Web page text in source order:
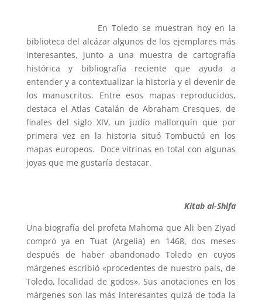
En Toledo se muestran hoy en la
biblioteca del alcázar algunos de los ejemplares más
interesantes, junto a una muestra de cartografía
histórica y bibliografía reciente que ayuda a
entender y a contextualizar la historia y el devenir de
los manuscritos. Entre esos mapas reproducidos,
destaca el Atlas Catalán de Abraham Cresques, de
finales del siglo XIV, un judío mallorquín que por
primera vez en la historia situó Tombuctú en los
mapas europeos. Doce vitrinas en total con algunas
joyas que me gustaría destacar.
Kitab al-Shifa
Una biografía del profeta Mahoma que Ali ben Ziyad
compró ya en Tuat (Argelia) en 1468, dos meses
después de haber abandonado Toledo en cuyos
márgenes escribió «procedentes de nuestro país, de
Toledo, localidad de godos». Sus anotaciones en los
márgenes son las más interesantes quizá de toda la